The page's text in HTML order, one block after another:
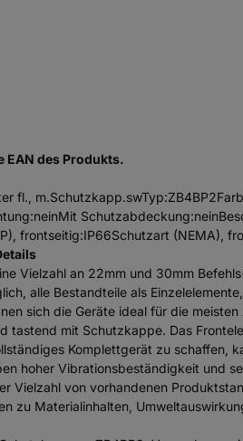
EAN des Produkts.
fl.,
frontseitig:IP66Schutzart (NEMA),
Vielzahl an 22mm und 30mm
alle Bestandteile als
sich die Geräte ideal für die
mit Schutzkappe. Das
Komplettgerät zu schaffen,
hoher Vibrationsbeständigkeit und
Vielzahl von vorhandenen
zu Materialinhalten,